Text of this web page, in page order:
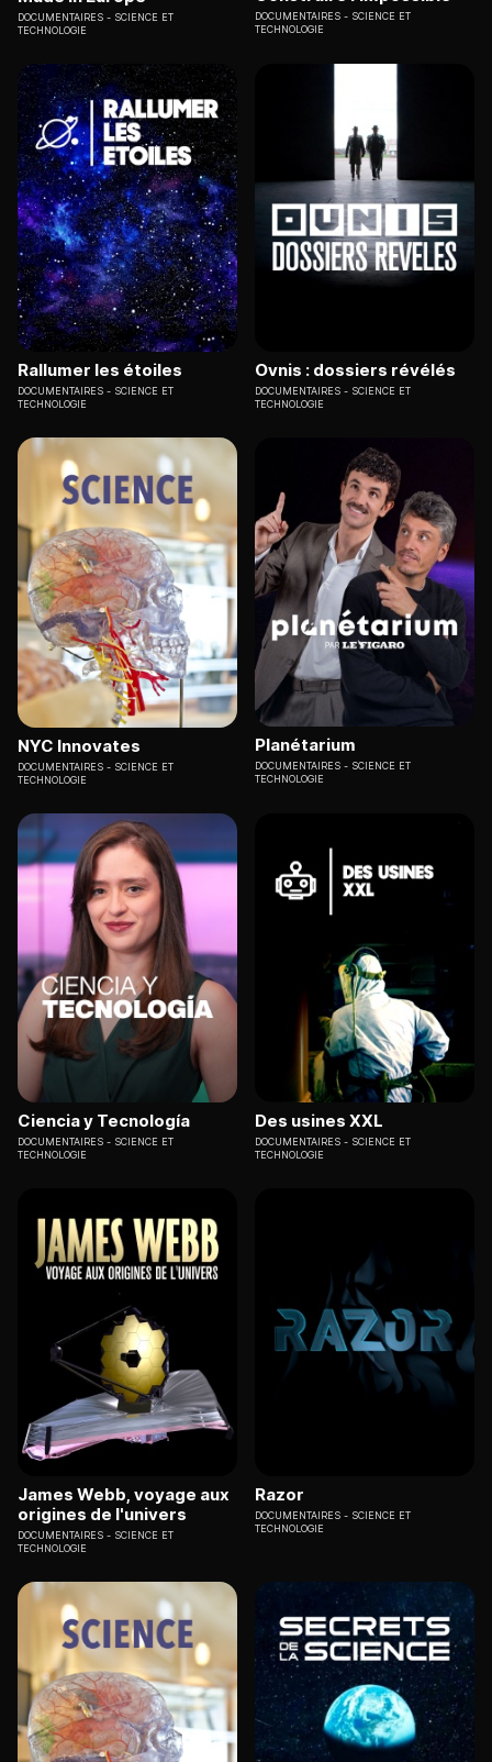
DOCUMENTAIRES
SCIENCE ET
TECHNOLOGIE
DOCUMENTAIRES
SCIENCE ET
TECHNOLOGIE
Rallumer les étoiles
DOCUMENTAIRES
SCIENCE ET
TECHNOLOGIE
Ovnis : dossiers révélés
DOCUMENTAIRES
SCIENCE ET
TECHNOLOGIE
NYC Innovates
DOCUMENTAIRES
SCIENCE ET
TECHNOLOGIE
Planétarium
DOCUMENTAIRES
SCIENCE ET
TECHNOLOGIE
Ciencia y Tecnología
DOCUMENTAIRES
SCIENCE ET
TECHNOLOGIE
Des usines XXL
DOCUMENTAIRES
SCIENCE ET
TECHNOLOGIE
James Webb, voyage aux
origines de l'univers
DOCUMENTAIRES
SCIENCE ET
TECHNOLOGIE
Razor
DOCUMENTAIRES
SCIENCE ET
TECHNOLOGIE